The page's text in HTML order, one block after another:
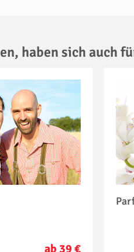
haben sich auch
ab 39 €